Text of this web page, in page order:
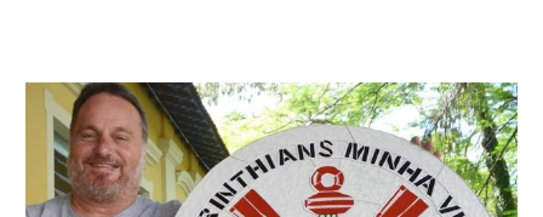
PAIXÃO
ARTESÃO
RESULTA
EM